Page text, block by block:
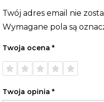
Twój adres email nie
Wymagane pola są
Twoja ocena *
1 z 5
gwiazdek
2 z 5
gwiazdek
3 z 5
gwiazdek
4 z 5
gwiazdek
5 z 5
gwiazdek
Twoja opinia *